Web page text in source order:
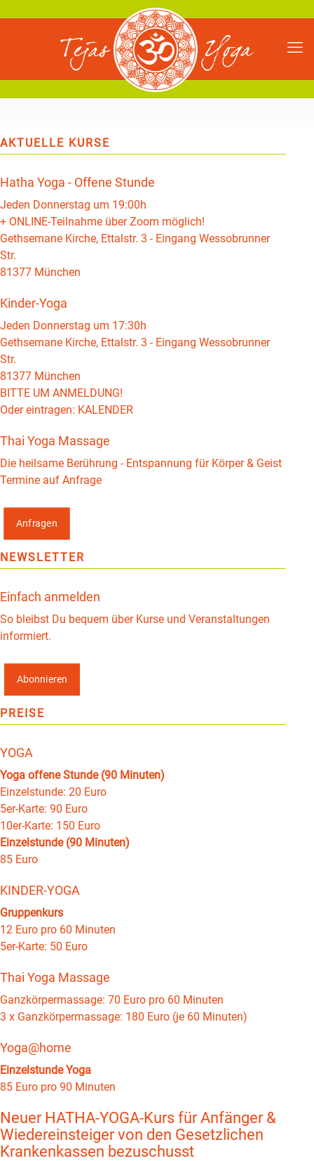
AKTUELLE KURSE
Hatha Yoga - Offene Stunde
Jeden Donnerstag um 19:00h
+ ONLINE-Teilnahme über Zoom möglich!
Gethsemane Kirche, Ettalstr. 3 - Eingang Wessobrunner
Str.
81377 München
Kinder-Yoga
Jeden Donnerstag um 17:30h
Gethsemane Kirche, Ettalstr. 3 - Eingang Wessobrunner
Str.
81377 München
BITTE UM ANMELDUNG!
Oder eintragen: KALENDER
Thai Yoga Massage
Die heilsame Berührung - Entspannung für Körper & Geist
Termine auf Anfrage
Anfragen
NEWSLETTER
Einfach anmelden
So bleibst Du bequem über Kurse und Veranstaltungen
informiert.
Abonnieren
PREISE
YOGA
Yoga offene Stunde (90 Minuten)
Einzelstunde: 20 Euro
5er-Karte: 90 Euro
10er-Karte: 150 Euro
Einzelstunde (90 Minuten)
85 Euro
KINDER-YOGA
Gruppenkurs
12 Euro pro 60 Minuten
5er-Karte: 50 Euro
Thai Yoga Massage
Ganzkörpermassage: 70 Euro pro 60 Minuten
3 x Ganzkörpermassage: 180 Euro (je 60 Minuten)
Yoga@home
Einzelstunde Yoga
85 Euro pro 90 Minuten
Neuer HATHA-YOGA-Kurs für Anfänger &
Wiedereinsteiger von den Gesetzlichen
Krankenkassen bezuschusst